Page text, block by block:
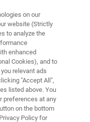
分钟的时间内分
，灰分等。
on our
website (Strictly
to analyze the
enhanced
Cookies), and to
relevant ads
"Accept All",
listed above. You
preferences at any
on the bottom
Policy for